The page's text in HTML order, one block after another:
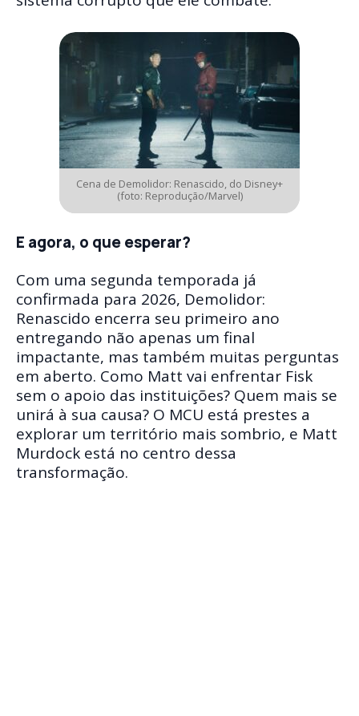
Cena de Demolidor: Renascido, do Disney+
(foto: Reprodução/Marvel)
E agora, o que esperar?
Com uma segunda temporada já
confirmada para 2026, Demolidor:
Renascido encerra seu primeiro ano
entregando não apenas um final
impactante, mas também muitas perguntas
em aberto. Como Matt vai enfrentar Fisk
sem o apoio das instituições? Quem mais se
unirá à sua causa? O MCU está prestes a
explorar um território mais sombrio, e Matt
Murdock está no centro dessa
transformação.